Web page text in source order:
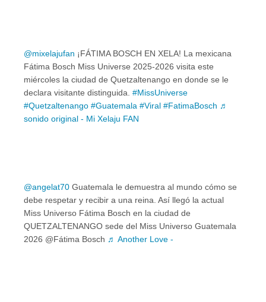
@mixelajufan ¡FÁTIMA BOSCH EN XELA! La mexicana
Fátima Bosch Miss Universe 2025-2026 visita este
miércoles la ciudad de Quetzaltenango en donde se le
declara visitante distinguida. #MissUniverse
#Quetzaltenango #Guatemala #Viral #FatimaBosch ♬
sonido original - Mi Xelaju FAN
@angelat70 Guatemala le demuestra al mundo cómo se
debe respetar y recibir a una reina. Así llegó la actual
Miss Universo Fátima Bosch en la ciudad de
QUETZALTENANGO sede del Miss Universo Guatemala
2026 @Fátima Bosch ♬ Another Love -